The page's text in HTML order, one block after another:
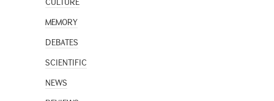
MEMORY
DEBATES
SCIENTIFIC
NEWS